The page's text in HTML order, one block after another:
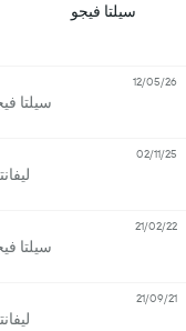
سيلتا فيجو
سيلتا
12/05/26
02/11/25
سيلتا
21/02/22
21/09/21